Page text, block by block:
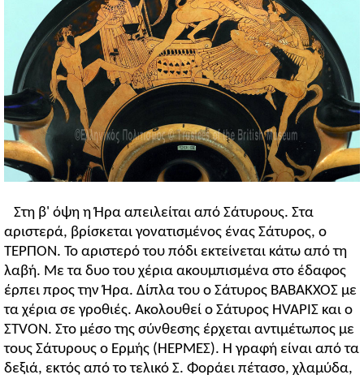
Στη β' όψη η Ήρα απειλείται από Σάτυρους. Στα
αριστερά, βρίσκεται γονατισμένος ένας Σάτυρος, ο
ΤΕΡΠΟΝ. Το αριστερό του πόδι εκτείνεται κάτω από τη
λαβή. Με τα δυο του χέρια ακουμπισμένα στο έδαφος
έρπει προς την Ήρα. Δίπλα του ο Σάτυρος ΒΑΒΑΚΧΟΣ με
τα χέρια σε γροθιές. Ακολουθεί ο Σάτυρος HVAPIΣ και ο
ΣTVON. Στο μέσο της σύνθεσης έρχεται αντιμέτωπος με
τους Σάτυρους ο Ερμής (ΗΕΡΜΕΣ). Η γραφή είναι από τα
δεξιά, εκτός από το τελικό Σ. Φοράει πέτασο, χλαμύδα,